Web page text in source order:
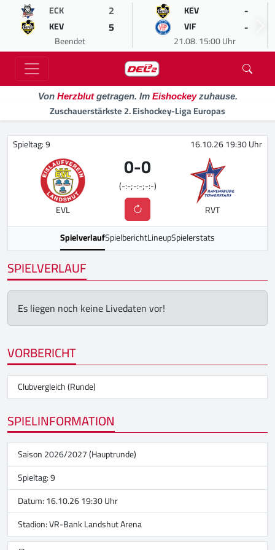
ECK 2
KEV 5
Beendet
KEV -
VIF -
21.08. 15:00 Uhr
Von Herzblutgetragen. Im Eishockeyzuhause.
Zuschauerstärkste 2. Eishockey-Liga Europas
Spieltag: 9 16.10.26 19:30 Uhr
EVL
0-0
(-:-;-:-;-:-)
RVT
SpielverlaufSpielberichtLineupSpielerstats
SPIELVERLAUF
Es liegen noch keine Livedaten vor!
VORBERICHT
Clubvergleich (Runde)
SPIELINFORMATION
Saison 2026/2027 (Hauptrunde)
Spieltag: 9
Datum: 16.10.26 19:30 Uhr
Stadion:VR-Bank Landshut Arena